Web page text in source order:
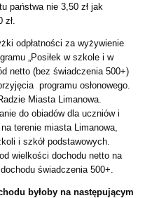
państwa nie 3,50 zł jak
odpłatności za wyżywienie
„Posiłek w szkole i w
netto (bez świadczenia 500+)
programu osłonowego.
Miasta Limanowa.
do obiadów dla uczniów i
terenie miasta Limanowa,
i szkół podstawowych.
wielkości dochodu netto na
świadczenia 500+.
byłoby na następującym